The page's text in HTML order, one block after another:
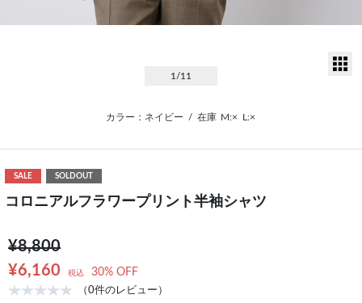
1 /11
カラー：ネイビー / 在庫 M:× L:×
SALE SOLDOUT
コロニアルフラワープリント半袖シャツ
¥8,800
¥6,160
税込 30% OFF
（0件のレビュー）